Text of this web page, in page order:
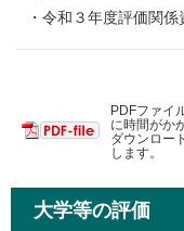
・令和３年度評価関係
PDFファイ
に時間がか
ダウンロー
します。
大学等の評価